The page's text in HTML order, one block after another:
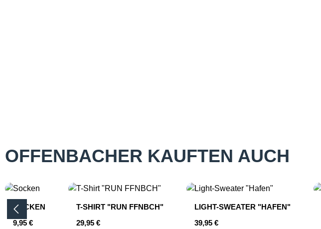
OFFENBACHER KAUFTEN AUCH
Produktgalerie überspringen
SOCKEN
Regulärer Preis:
9,95 €
T-SHIRT "RUN FFNBCH"
Regulärer Preis:
29,95 €
LIGHT-SWEATER "HAFEN"
Regulärer Preis:
39,95 €